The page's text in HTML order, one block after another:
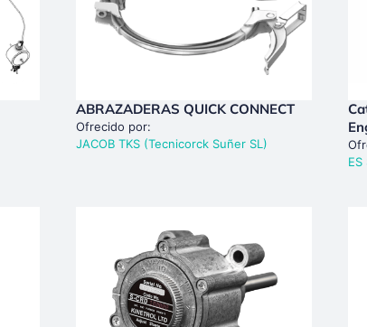
ABRAZADERAS QUICK CONNECT
Ofrecido por:
JACOB TKS (Tecnicorck Suñer SL)
ES